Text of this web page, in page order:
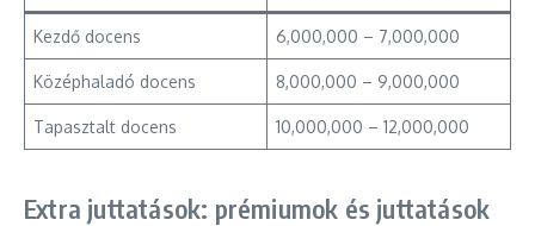
Kezdő docens 6,000,000 – 7,000,000
Középhaladó docens 8,000,000 – 9,000,000
Tapasztalt docens 10,000,000 – 12,000,000
Extra juttatások: prémiumok és juttatások